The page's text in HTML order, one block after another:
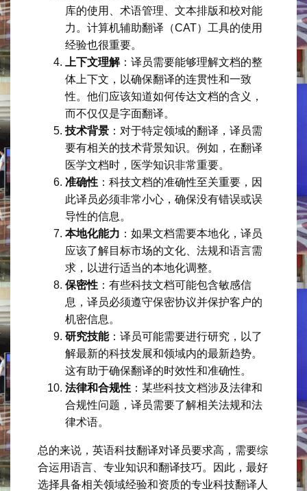
库的使用、术语管理、文本排版和校对能
力。计算机辅助翻译（CAT）工具的使用
经验也很重要。
上下文理解：译员需要能够理解文档的整
体上下文，以确保翻译的连贯性和一致
性。他们应该知道如何传达文档的含义，
而不仅仅是字面翻译。
技术背景 ：对于特定领域的翻译，译员需
要有相关的技术背景知识。例如，在翻译
医学文档时，医学知识非常重要。
准确性 ：科技文档的准确性至关重要，因
此译员必须非常小心，确保没有错误或误
导性的信息。
本地化能力 ：如果文档需要本地化，译员
应该了解目标市场的文化、法规和语言需
求，以进行适当的本地化调整。
保密性 ：有些科技文档可能包含敏感信
息，译员必须遵守保密协议并保护客户的
机密信息。
研究技能：译员可能需要进行研究，以了
解最新的科技发展和领域内的最新趋势。
这有助于确保翻译的时效性和准确性。
法律和合规性 ：某些科技文档涉及法律和
合规性问题，译员需要了解相关法规和法
律术语。
总的来说，英语科技翻译对译员要求高，需要综
合运用语言、专业知识和翻译技巧。因此，最好
选择具备相关领域经验和资质的专业科技翻译人